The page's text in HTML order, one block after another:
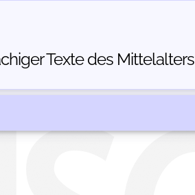
Texte des Mittelalters